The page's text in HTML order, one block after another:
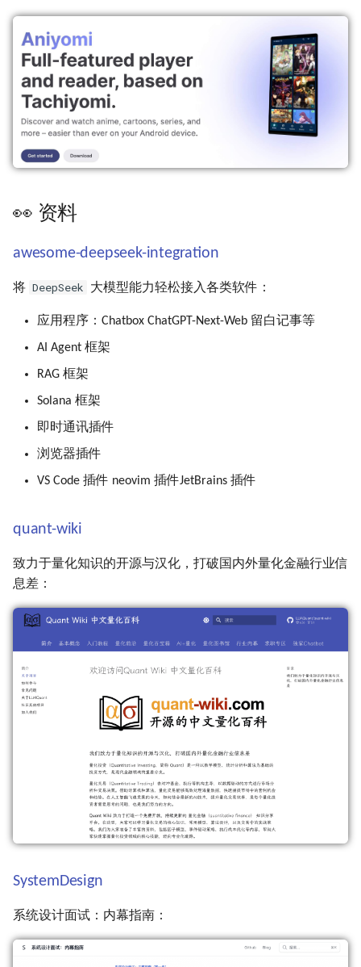
👀 资料
awesome-deepseek-integration
将 DeepSeek 大模型能力轻松接入各类软件：
应用程序：Chatbox ChatGPT-Next-Web 留白记事等
AI Agent 框架
RAG 框架
Solana 框架
即时通讯插件
浏览器插件
VS Code 插件 neovim 插件JetBrains 插件
quant-wiki
致力于量化知识的开源与汉化，打破国内外量化金融行业信
息差：
SystemDesign
系统设计面试：内幕指南：